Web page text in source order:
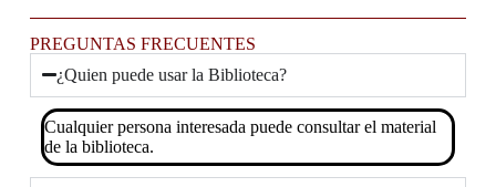
PREGUNTAS FRECUENTES
¿Quien puede usar la Biblioteca?
Cualquier persona interesada puede consultar el material
de la biblioteca.